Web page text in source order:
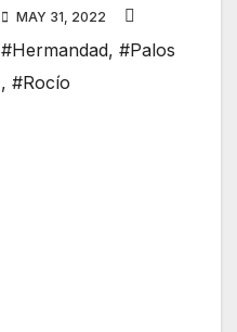
MAY 31, 2022
#Hermandad, #Palos
, #Rocío